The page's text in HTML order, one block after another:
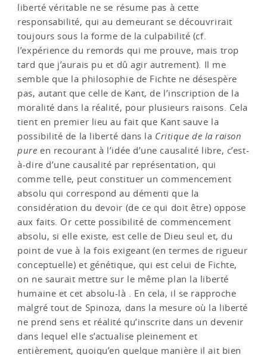
liberté véritable ne se résume pas à cette
responsabilité, qui au demeurant se découvrirait
toujours sous la forme de la culpabilité (cf.
l’expérience du remords qui me prouve, mais trop
tard que j’aurais pu et dû agir autrement). Il me
semble que la philosophie de Fichte ne désespère
pas, autant que celle de Kant, de l’inscription de la
moralité dans la réalité, pour plusieurs raisons. Cela
tient en premier lieu au fait que Kant sauve la
possibilité de la liberté dans la Critique de la raison
pure en recourant à l’idée d’une causalité libre, c’est-
à-dire d’une causalité par représentation, qui
comme telle, peut constituer un commencement
absolu qui correspond au démenti que la
considération du devoir (de ce qui doit être) oppose
aux faits. Or cette possibilité de commencement
absolu, si elle existe, est celle de Dieu seul et, du
point de vue à la fois exigeant (en termes de rigueur
conceptuelle) et génétique, qui est celui de Fichte,
on ne saurait mettre sur le même plan la liberté
humaine et cet absolu-là . En cela, il se rapproche
malgré tout de Spinoza, dans la mesure où la liberté
ne prend sens et réalité qu’inscrite dans un devenir
dans lequel elle s’actualise pleinement et
entièrement, quoiqu’en quelque manière il ait bien